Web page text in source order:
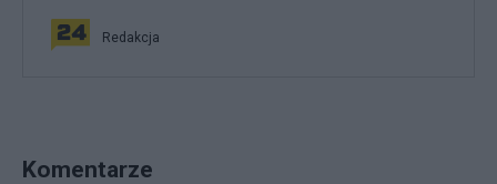
Redakcja
Komentarze